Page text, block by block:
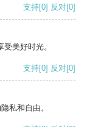
支持[0] 反对[0]
美好时光。
支持[0] 反对[0]
私和自由。